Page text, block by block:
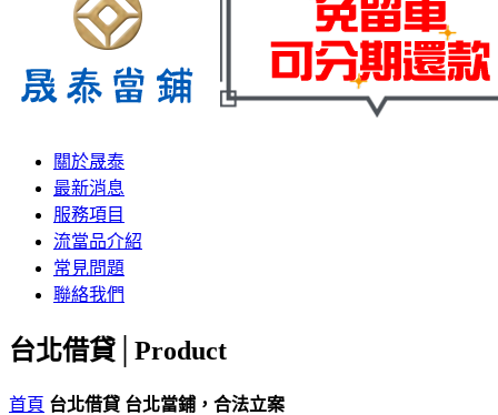
關於晟泰
最新消息
服務項目
流當品介紹
常見問題
聯絡我們
台北借貸│ Product
首頁 台北借貸 台北當鋪，合法立案